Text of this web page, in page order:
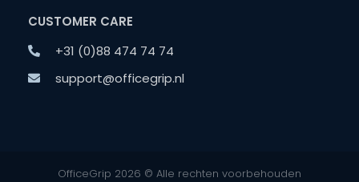
CUSTOMER CARE
+31 (0)88 474 74 74
support@officegrip.nl
OfficeGrip 2026 © Alle rechten voorbehouden